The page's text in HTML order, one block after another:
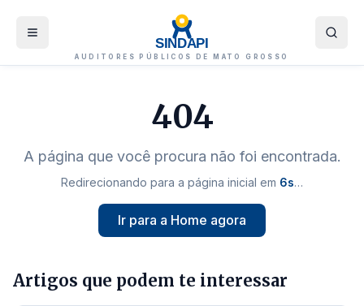
SINDAPI
AUDITORES PÚBLICOS DE MATO GROSSO
404
A página que você procura não foi encontrada.
Redirecionando para a página inicial em 5s…
Ir para a Home agora
Artigos que podem te interessar